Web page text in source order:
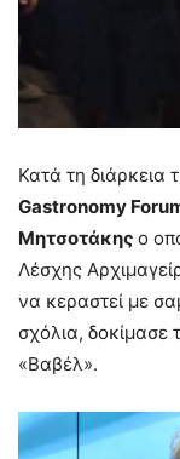
Κατά τη διάρκεια
Gastronomy
Μητσοτάκης ο
Λέσχης
να κεραστεί με
σχόλια, δοκίμασε
«Βαβέλ».